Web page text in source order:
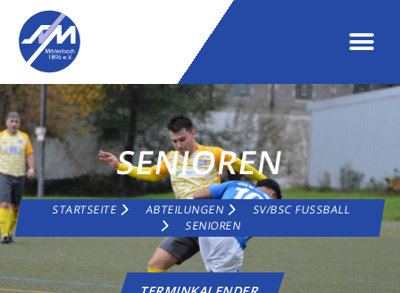
SENIOREN
STARTSEITE ABTEILUNGEN
SV/BSC FUSSBALL
SENIOREN